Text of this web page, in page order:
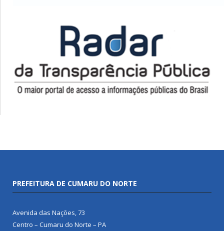
PREFEITURA DE CUMARU DO NORTE
Avenida das Nações, 73
Centro – Cumaru do Norte – PA